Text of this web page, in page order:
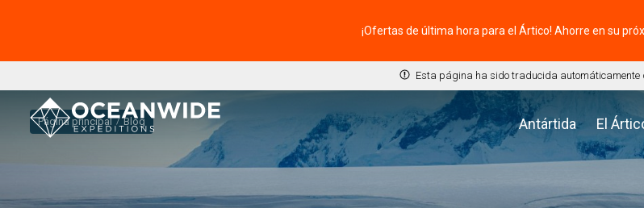
¡Ofertas de última hora para el Ártico! Ahorre en su
Esta página ha sido traducida automáticamente
Antártida El
Página principal Blog